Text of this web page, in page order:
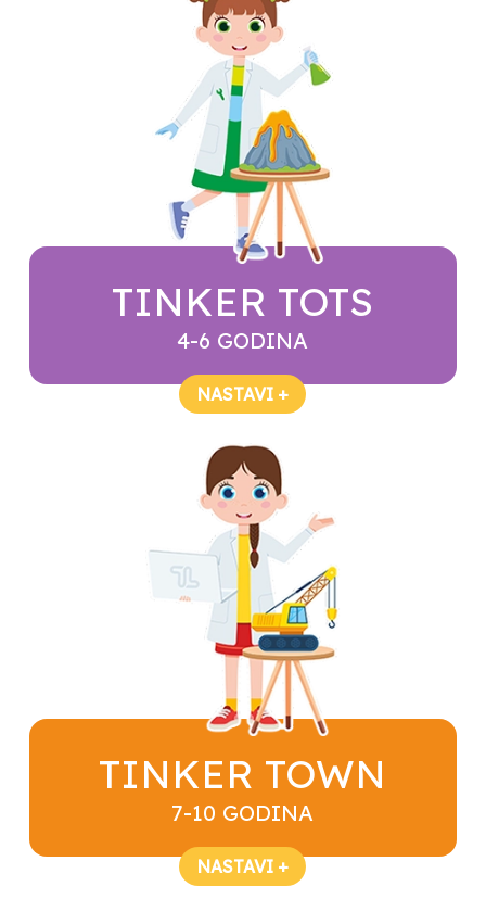
TINKER TOTS
4-6 GODINA
NASTAVI +
TINKER TOWN
7-10 GODINA
NASTAVI +